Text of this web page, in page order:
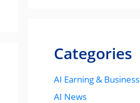
Categories
AI Earning & Business
AI News